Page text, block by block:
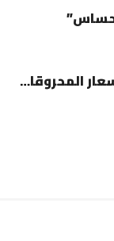
حساس”
المحروقات؟